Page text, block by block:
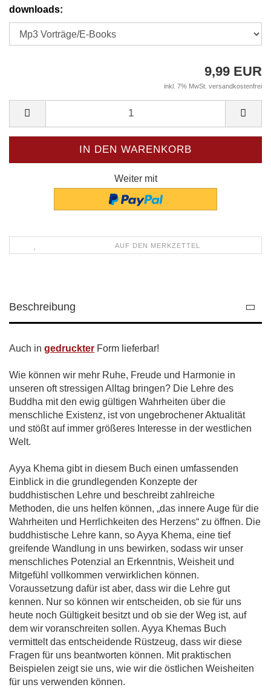
downloads:
9,99 EUR
inkl. 7% MwSt. versandkostenfrei
Weiter mit
AUF DEN MERKZETTEL
Beschreibung
Auch in gedruckter Form lieferbar!
Wie können wir mehr Ruhe, Freude und Harmonie in
unseren oft stressigen Alltag bringen? Die Lehre des
Buddha mit den ewig gültigen Wahrheiten über die
menschliche Existenz, ist von ungebrochener Aktualität
und stößt auf immer größeres Interesse in der westlichen
Welt.
Ayya Khema gibt in diesem Buch einen umfassenden
Einblick in die grundlegenden Konzepte der
buddhistischen Lehre und beschreibt zahlreiche
Methoden, die uns helfen können, „das innere Auge für die
Wahrheiten und Herrlichkeiten des Herzens“ zu öffnen. Die
buddhistische Lehre kann, so Ayya Khema, eine tief
greifende Wandlung in uns bewirken, sodass wir unser
menschliches Potenzial an Erkenntnis, Weisheit und
Mitgefühl vollkommen verwirklichen können.
Voraussetzung dafür ist aber, dass wir die Lehre gut
kennen. Nur so können wir entscheiden, ob sie für uns
heute noch Gültigkeit besitzt und ob sie der Weg ist, auf
dem wir voranschreiten sollen. Ayya Khemas Buch
vermittelt das entscheidende Rüstzeug, dass wir diese
Fragen für uns beantworten können. Mit praktischen
Beispielen zeigt sie uns, wie wir die östlichen Weisheiten
für uns verwenden können.